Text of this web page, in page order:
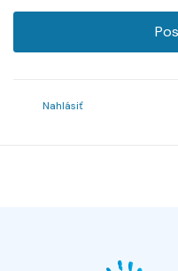
Nahlásiť